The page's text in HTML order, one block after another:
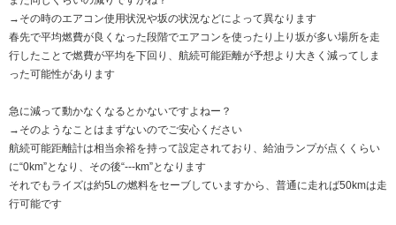
→その時のエアコン使用状況や坂の状況などによって異なります
春先で平均燃費が良くなった段階でエアコンを使ったり上り坂が多い場所を走
行したことで燃費が平均を下回り、航続可能距離が予想より大きく減ってしま
った可能性があります
急に減って動かなくなるとかないですよねー？
→そのようなことはまずないのでご安心ください
航続可能距離計は相当余裕を持って設定されており、給油ランプが点くくらい
に“0km”となり、その後“---km”となります
それでもライズは約5Lの燃料をセーブしていますから、普通に走れば50kmは走
行可能です